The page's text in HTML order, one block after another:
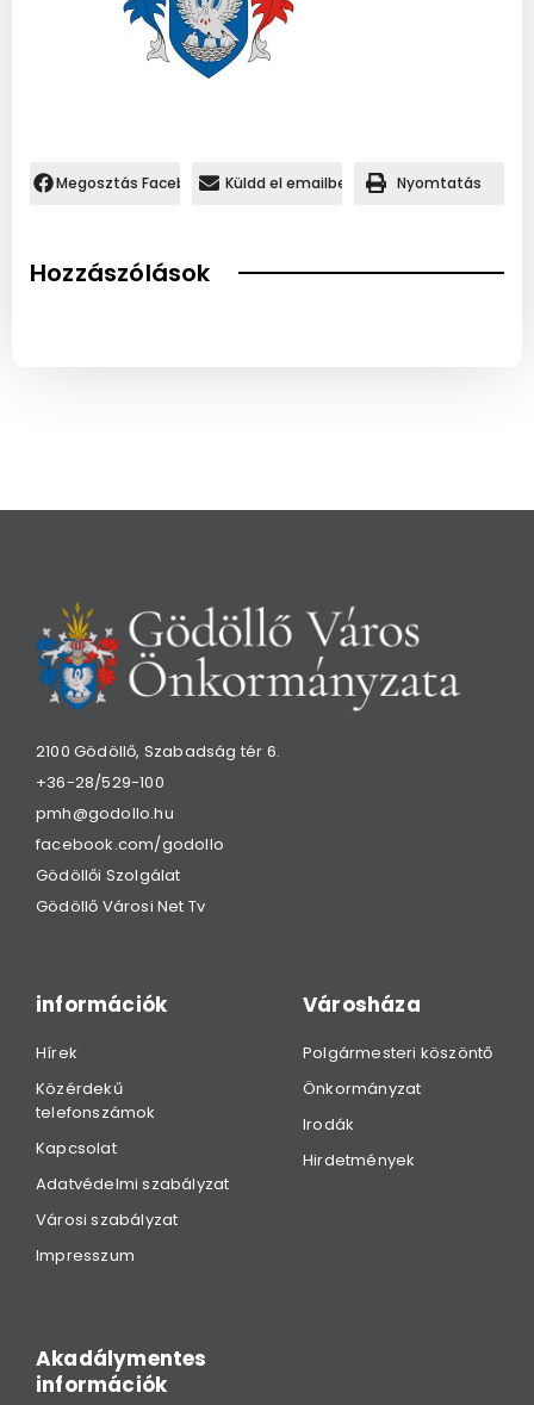
Megosztás Facebookon.Küldd el emailben Nyomtatás
Hozzászólások
2100 Gödöllő, Szabadság tér 6.
+36-28/529-100
pmh@godollo.hu
facebook.com/godollo
Gödöllői Szolgálat
Gödöllő Városi Net Tv
információk
Hírek
Közérdekű
telefonszámok
Kapcsolat
Adatvédelmi szabályzat
Városi szabályzat
Impresszum
Városháza
Polgármesteri köszöntő
Önkormányzat
Irodák
Hirdetmények
Akadálymentes
információk